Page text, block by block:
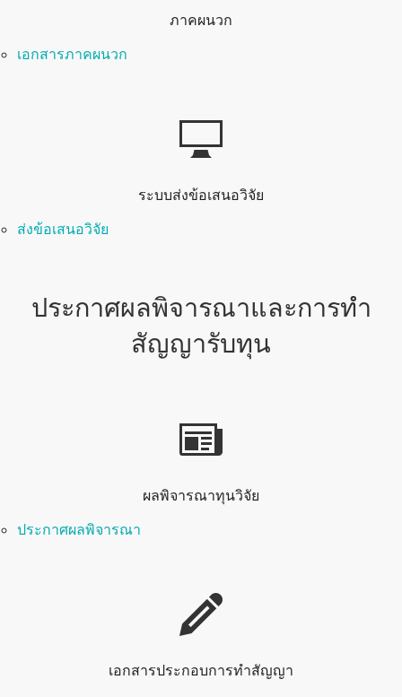
ภาคผนวก
เอกสารภาคผนวก
ระบบส่งข้อเสนอวิจัย
ส่งข้อเสนอวิจัย
ประกาศผลพิจารณาและการทำ
สัญญารับทุน
ผลพิจารณาทุนวิจัย
ประกาศผลพิจารณา
เอกสารประกอบการทำสัญญา